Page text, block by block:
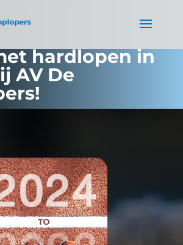
hardlopen in
AV De